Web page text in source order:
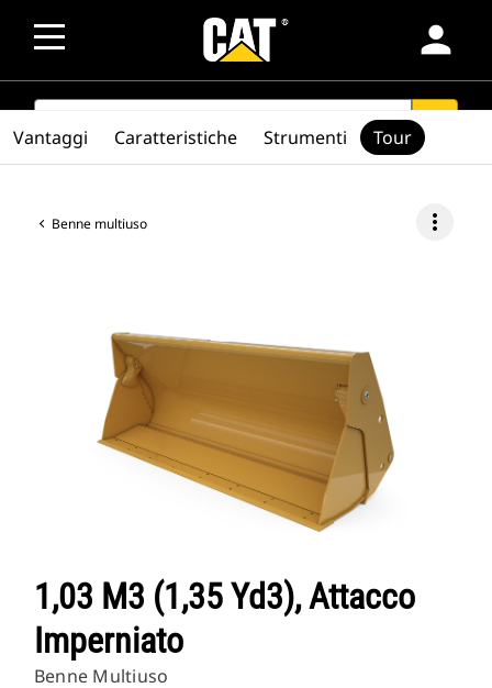
person
SEARCH search
Benne multiuso more_vert
1,03 M3 (1,35 Yd3), Attacco
Imperniato
Benne Multiuso
Vantaggi Caratteristiche Strumenti Tour